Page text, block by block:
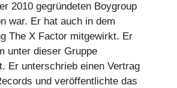
2010 gegründeten Boygroup
war. Er hat auch in dem
The X Factor mitgewirkt. Er
unter dieser Gruppe
Er unterschrieb einen Vertrag
und veröffentlichte das